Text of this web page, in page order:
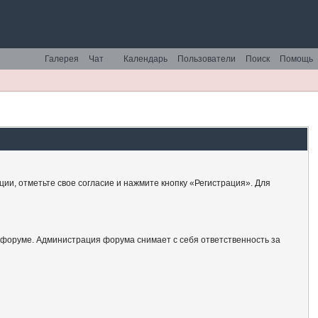
Помощь
Поиск
Пользователи
Календарь
Чат
Галерея
отметьте свое согласие и нажмите кнопку «Регистрация». Для
Администрация форума снимает с себя ответственность за